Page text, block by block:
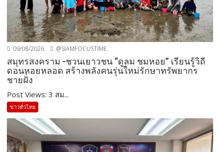
09/08/2026 @SIAMFOCUSTIME
สมุทรสงคราม -ชวนเยาวชน “ดูลม ชมหอย” เรียนรู้วิถี
ดอนหอยหลอด สร้างพลังคนรุ่นใหม่รักษาทรัพยากร
ชายฝั่ง
Post Views: 3 สม...
ข่าวทั่วไทย